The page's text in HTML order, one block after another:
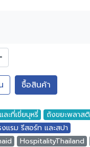
ซื้อสินค้า
ละที่เขี่ยบุหรี่
ถังขยะพลาส
งแรม รีสอร์ท และสปา
HospitalityThailand